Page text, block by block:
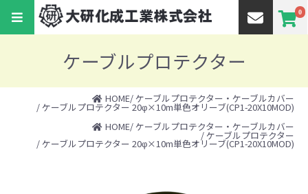
0
ケーブルプロテクター
HOME/ ケーブルプロテクター・ケーブルカバー
/ ケーブルプロテクター 20φ×10m単色オリーブ(CP1-20X10MOD)
HOME/ ケーブルプロテクター・ケーブルカバー
/ ケーブルプロテクター
/ ケーブルプロテクター 20φ×10m単色オリーブ(CP1-20X10MOD)